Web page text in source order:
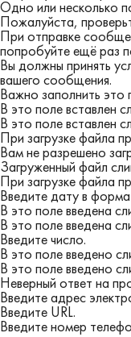
Одно или несколько
Пожалуйста,
При отправке
попробуйте ещё раз
Вы должны принять
вашего сообщения.
Важно заполнить это
В это поле вставлен
В это поле вставлен
При загрузке файла
Вам не разрешено
Загруженный файл
При загрузке файла
Введите дату в
В это поле введена
В это поле введена
Введите число.
В это поле введено
В это поле введено
Неверный ответ на
Введите адрес
Введите URL.
Введите номер